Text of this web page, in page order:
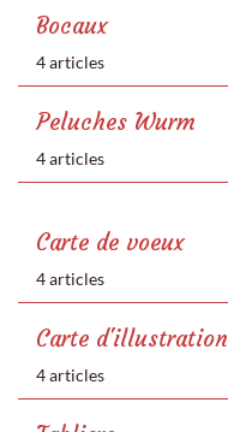
Bocaux
4 articles
Peluches Wurm
4 articles
Carte de voeux
4 articles
Carte d'illustration
4 articles